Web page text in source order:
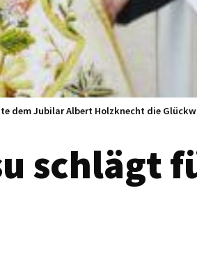
dem Jubilar Albert Holzknecht die
schlägt